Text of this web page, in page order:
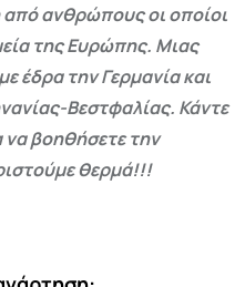
από ανθρώπους οι οποίοι
της Ευρώπης. Μιας
έδρα την Γερμανία και
Βεστφαλίας. Κάντε
να βοηθήσετε την
θερμά!!!